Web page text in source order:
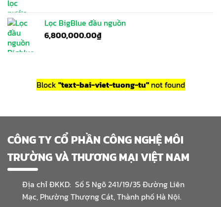
Lọc BigBlue đầu nguồn
6,800,000.00₫
Block "text-bai-viet-tuong-tu"not found
CÔNG TY CỔ PHẦN CÔNG NGHỆ MÔI
TRƯỜNG VÀ THƯƠNG MẠI VIỆT NAM
Địa chỉ ĐKKD: Số 5 Ngõ 241/19/35 Đường Liên
Mạc, Phường Thượng Cát, Thành phố Hà Nội.